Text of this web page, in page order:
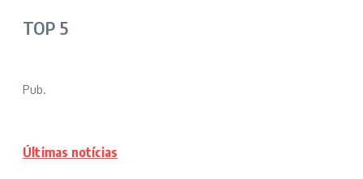
TOP 5
Pub.
Últimas notícias